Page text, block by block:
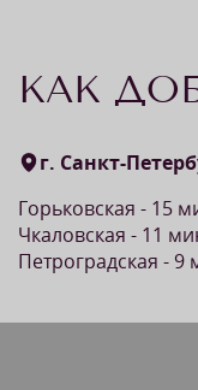
КАК
г. Санкт-
Горьковская - 15
Чкаловская - 11
Петроградская - 9